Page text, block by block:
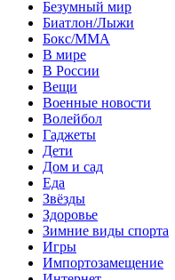
Безумный мир
Биатлон/Лыжи
Бокс/MMA
В мире
В России
Вещи
Военные новости
Волейбол
Гаджеты
Дети
Дом и сад
Еда
Звёзды
Здоровье
Зимние виды спорта
Игры
Импортозамещение